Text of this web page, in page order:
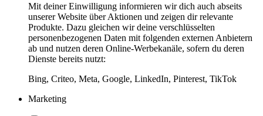
Mit deiner Einwilligung informieren wir dich auch abseits
unserer Website über Aktionen und zeigen dir relevante
Produkte. Dazu gleichen wir deine verschlüsselten
personenbezogenen Daten mit folgenden externen Anbietern
ab und nutzen deren Online-Werbekanäle, sofern du deren
Dienste bereits nutzt:
Bing, Criteo, Meta, Google, LinkedIn, Pinterest, TikTok
Marketing